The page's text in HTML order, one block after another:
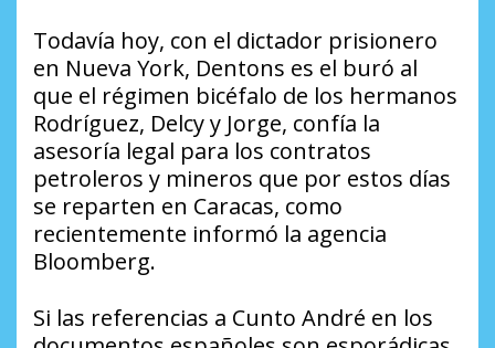
Todavía hoy, con el dictador prisionero
en Nueva York, Dentons es el buró al
que el régimen bicéfalo de los hermanos
Rodríguez, Delcy y Jorge, confía la
asesoría legal para los contratos
petroleros y mineros que por estos días
se reparten en Caracas, como
recientemente informó la agencia
Bloomberg.
Si las referencias a Cunto André en los